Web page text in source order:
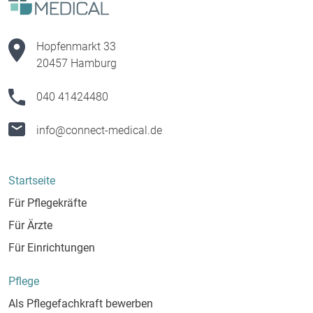
da
Hopfenmarkt 33
20457 Hamburg
040 41424480
info@connect-medical.de
Startseite
Für Pflegekräfte
Für Ärzte
Für Einrichtungen
Pflege
Als Pflegefachkraft bewerben